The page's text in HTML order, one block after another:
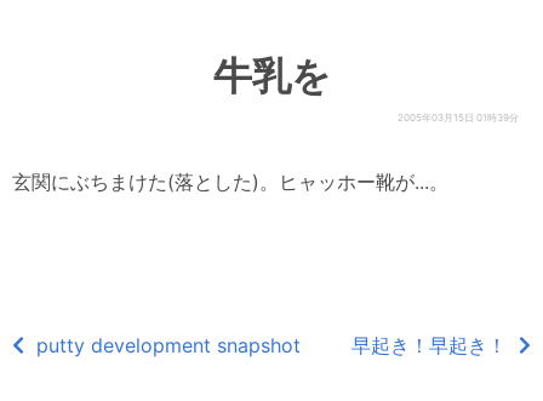
牛乳を
2005年03月15日 01時39分
玄関にぶちまけた(落とした)。ヒャッホー靴が...。
putty development snapshot 早起き！早起き！